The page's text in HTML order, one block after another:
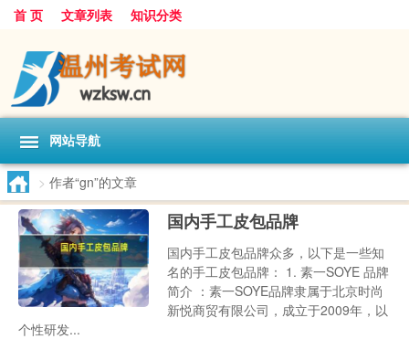
首 页 文章列表 知识分类
网站导航
> 作者“gn”的文章
国内手工皮包品牌
国内手工皮包品牌众多，以下是一些知
名的手工皮包品牌： 1. 素一SOYE 品牌
简介 ：素一SOYE品牌隶属于北京时尚
新悦商贸有限公司，成立于2009年，以
个性研发...